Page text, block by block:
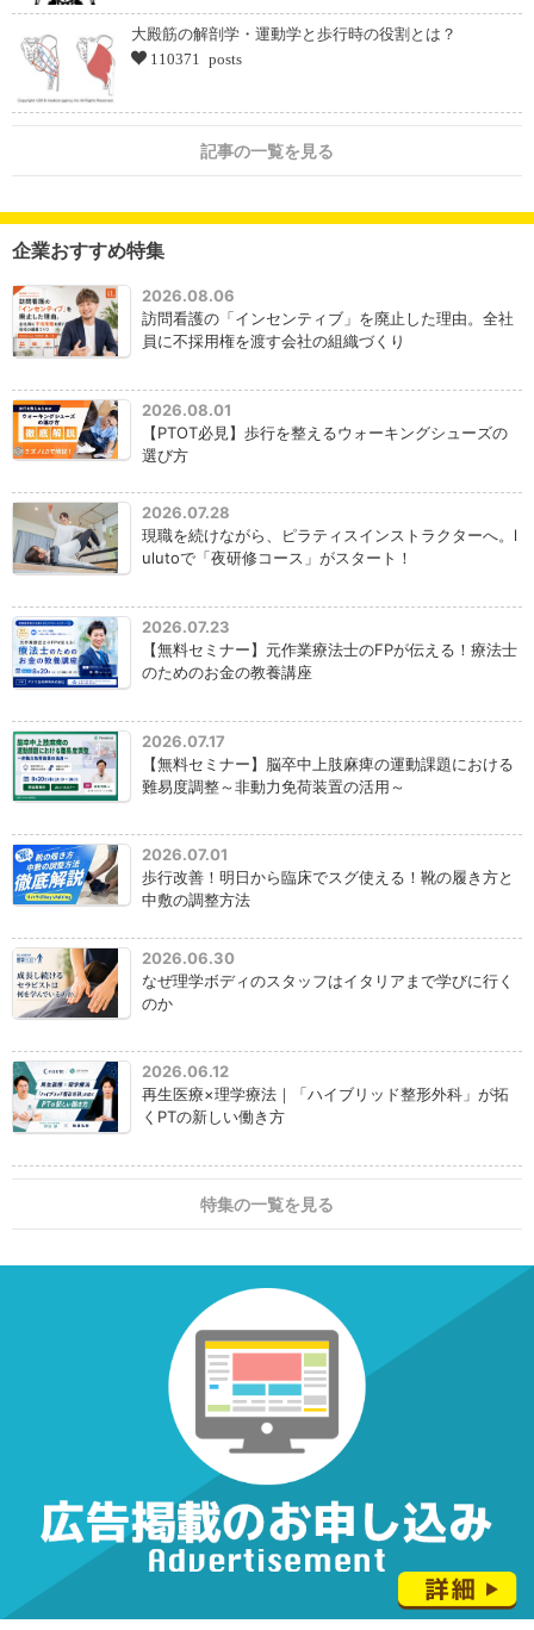
大殿筋の解剖学・運動学と歩行時の役割とは？
110371 posts
記事の一覧を見る
企業おすすめ特集
2026.08.06
訪問看護の「インセンティブ」を廃止した理由。全社
員に不採用権を渡す会社の組織づくり
2026.08.01
【PTOT必見】歩行を整えるウォーキングシューズの
選び方
2026.07.28
現職を続けながら、ピラティスインストラクターへ。l
ulutoで「夜研修コース」がスタート！
2026.07.23
【無料セミナー】元作業療法士のFPが伝える！療法士
のためのお金の教養講座
2026.07.17
【無料セミナー】脳卒中上肢麻痺の運動課題における
難易度調整～非動力免荷装置の活用～
2026.07.01
歩行改善！明日から臨床でスグ使える！靴の履き方と
中敷の調整方法
2026.06.30
なぜ理学ボディのスタッフはイタリアまで学びに行く
のか
2026.06.12
再生医療×理学療法｜「ハイブリッド整形外科」が拓
くPTの新しい働き方
特集の一覧を見る